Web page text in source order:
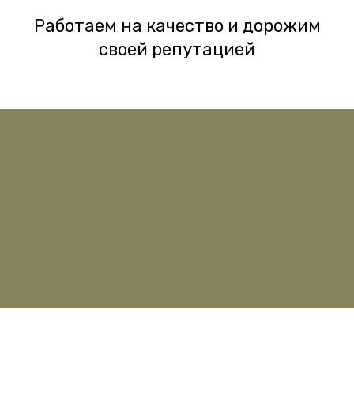
Работаем на качество и дорожим
своей репутацией